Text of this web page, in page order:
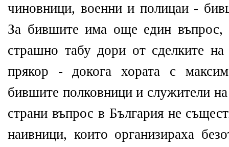
чиновници, военни и полицаи -
За бившите има още един въпрос,
страшно табу дори от сделките на
прякор - докога хората с
бившите полковници и служители
страни въпрос в България не
наивници, които организираха